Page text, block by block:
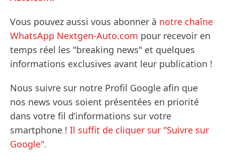
Vous pouvez aussi vous abonner à notre chaîne
WhatsApp Nextgen-Auto.com pour recevoir en
temps réel les "breaking news" et quelques
informations exclusives avant leur publication !
Nous suivre sur notre Profil Google afin que
nos news vous soient présentées en priorité
dans votre fil d’informations sur votre
smartphone ! Il suffit de cliquer sur "Suivre sur
Google".